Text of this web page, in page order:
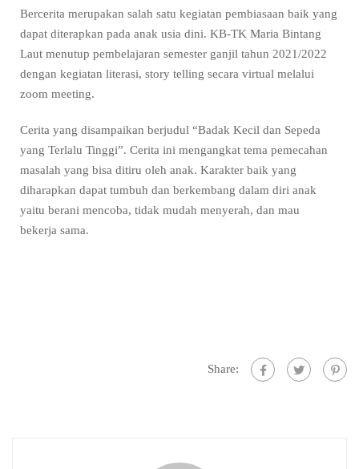
Bercerita merupakan salah satu kegiatan pembiasaan baik yang
dapat diterapkan pada anak usia dini. KB-TK Maria Bintang
Laut menutup pembelajaran semester ganjil tahun 2021/2022
dengan kegiatan literasi, story telling secara virtual melalui
zoom meeting.
Cerita yang disampaikan berjudul “Badak Kecil dan Sepeda
yang Terlalu Tinggi”. Cerita ini mengangkat tema pemecahan
masalah yang bisa ditiru oleh anak. Karakter baik yang
diharapkan dapat tumbuh dan berkembang dalam diri anak
yaitu berani mencoba, tidak mudah menyerah, dan mau
bekerja sama.
Share: